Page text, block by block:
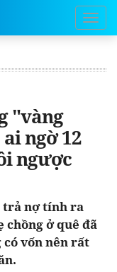
"vàng
ngờ 12
ngược
trả nợ tính ra
chồng ở quê đã
vốn nên rất